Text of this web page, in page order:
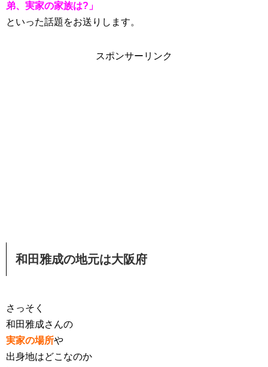
弟、実家の家族は?」
といった話題をお送りします。
スポンサーリンク
和田雅成の地元は大阪府
さっそく
和田雅成さんの
実家の場所や
出身地はどこなのか